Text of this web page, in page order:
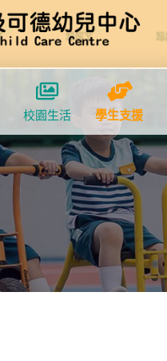
校園生活 學生支援